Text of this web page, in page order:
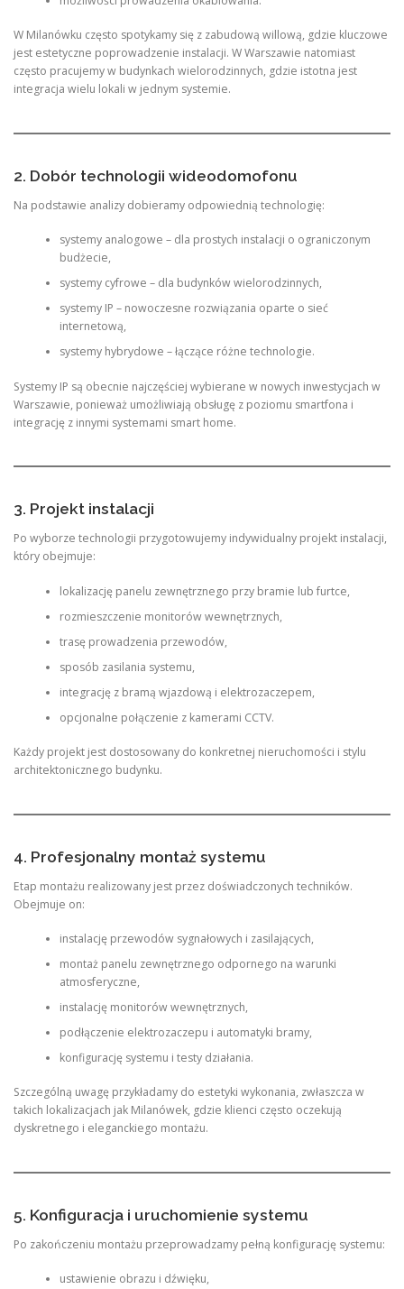
W Milanówku często spotykamy się z zabudową willową, gdzie kluczowe
jest estetyczne poprowadzenie instalacji. W Warszawie natomiast
często pracujemy w budynkach wielorodzinnych, gdzie istotna jest
integracja wielu lokali w jednym systemie.
2. Dobór technologii wideodomofonu
Na podstawie analizy dobieramy odpowiednią technologię:
systemy analogowe – dla prostych instalacji o ograniczonym
budżecie,
systemy cyfrowe – dla budynków wielorodzinnych,
systemy IP – nowoczesne rozwiązania oparte o sieć
internetową,
systemy hybrydowe – łączące różne technologie.
Systemy IP są obecnie najczęściej wybierane w nowych inwestycjach w
Warszawie, ponieważ umożliwiają obsługę z poziomu smartfona i
integrację z innymi systemami smart home.
3. Projekt instalacji
Po wyborze technologii przygotowujemy indywidualny projekt instalacji,
który obejmuje:
lokalizację panelu zewnętrznego przy bramie lub furtce,
rozmieszczenie monitorów wewnętrznych,
trasę prowadzenia przewodów,
sposób zasilania systemu,
integrację z bramą wjazdową i elektrozaczepem,
opcjonalne połączenie z kamerami CCTV.
Każdy projekt jest dostosowany do konkretnej nieruchomości i stylu
architektonicznego budynku.
4. Profesjonalny montaż systemu
Etap montażu realizowany jest przez doświadczonych techników.
Obejmuje on:
instalację przewodów sygnałowych i zasilających,
montaż panelu zewnętrznego odpornego na warunki
atmosferyczne,
instalację monitorów wewnętrznych,
podłączenie elektrozaczepu i automatyki bramy,
konfigurację systemu i testy działania.
Szczególną uwagę przykładamy do estetyki wykonania, zwłaszcza w
takich lokalizacjach jak Milanówek, gdzie klienci często oczekują
dyskretnego i eleganckiego montażu.
5. Konfiguracja i uruchomienie systemu
Po zakończeniu montażu przeprowadzamy pełną konfigurację systemu:
ustawienie obrazu i dźwięku,